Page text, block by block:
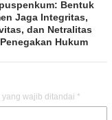
Bentuk
Jaga Integritas,
dan Netralitas
Hukum
yang wajib ditandai *